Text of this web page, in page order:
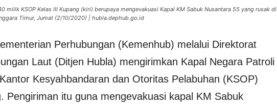
milik KSOP Kelas III Kupang (kiri) berupaya mengevakuasi Kapal KM Sabuk Nusantara 55 yang rusak di
Timur, Jumat (2/10/2020) | hubla.dephub.go.id
Perhubungan (Kemenhub) melalui Direktorat
Laut (Ditjen Hubla) mengirimkan Kapal Negara Patroli
Kesyahbandaran dan Otoritas Pelabuhan (KSOP)
Pengiriman itu guna mengevakuasi kapal KM Sabuk